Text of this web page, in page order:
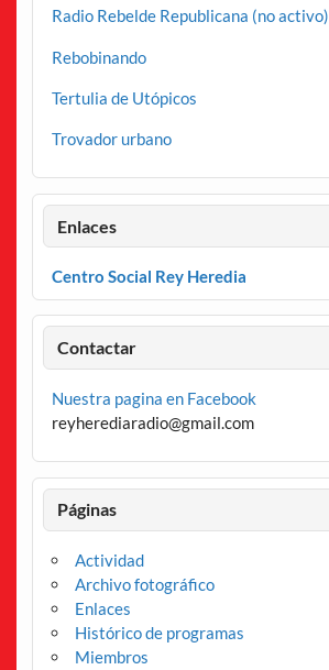
Radio Rebelde Republicana (no activo)
Rebobinando
Tertulia de Utópicos
Trovador urbano
Enlaces
Centro Social Rey Heredia
Contactar
Nuestra pagina en Facebook
reyherediaradio@gmail.com
Páginas
Actividad
Archivo fotográfico
Enlaces
Histórico de programas
Miembros